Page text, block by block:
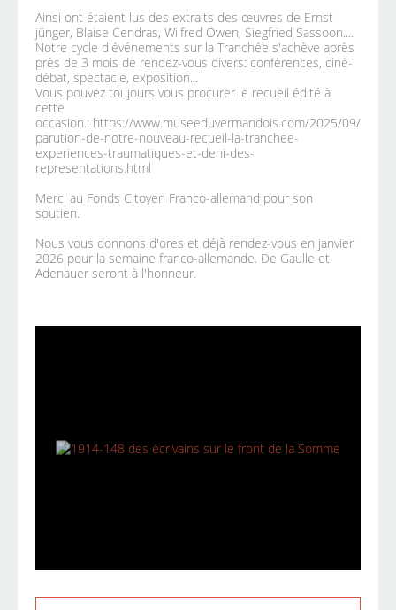
Ainsi ont étaient lus des extraits des œuvres de Ernst
jünger, Blaise Cendras, Wilfred Owen, Siegfried Sassoon....
Notre cycle d'événements sur la Tranchée s'achève après
près de 3 mois de rendez-vous divers: conférences, ciné-
débat, spectacle, exposition...
Vous pouvez toujours vous procurer le recueil édité à
cette
occasion.: https://www.museeduvermandois.com/2025/09/
parution-de-notre-nouveau-recueil-la-tranchee-
experiences-traumatiques-et-deni-des-
representations.html
Merci au Fonds Citoyen Franco-allemand pour son
soutien.
Nous vous donnons d'ores et déjà rendez-vous en janvier
2026 pour la semaine franco-allemande. De Gaulle et
Adenauer seront à l'honneur.